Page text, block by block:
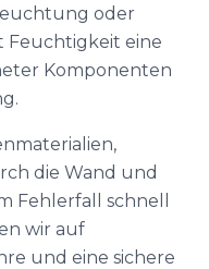
oder
Feuchtigkeit eine
Komponenten
die Wand und
Fehlerfall schnell
wir auf
und eine sichere